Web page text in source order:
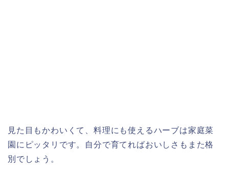
見た目もかわいくて、料理にも使えるハーブは家庭菜
園にピッタリです。自分で育てればおいしさもまた格
別でしょう。